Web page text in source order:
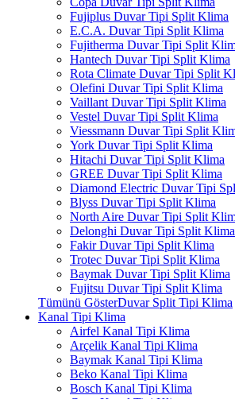
Fujiplus Duvar Tipi Split Klima
E.C.A. Duvar Tipi Split Klima
Fujitherma Duvar Tipi Split
Hantech Duvar Tipi Split Klima
Rota Climate Duvar Tipi Split
Olefini Duvar Tipi Split Klima
Vaillant Duvar Tipi Split Klima
Vestel Duvar Tipi Split Klima
Viessmann Duvar Tipi Split
York Duvar Tipi Split Klima
Hitachi Duvar Tipi Split Klima
GREE Duvar Tipi Split Klima
Diamond Electric Duvar Tipi
Blyss Duvar Tipi Split Klima
North Aire Duvar Tipi Split
Delonghi Duvar Tipi Split Klima
Fakir Duvar Tipi Split Klima
Trotec Duvar Tipi Split Klima
Baymak Duvar Tipi Split Klima
Fujitsu Duvar Tipi Split Klima
Tümünü GösterDuvar Split Tipi Klima
Kanal Tipi Klima
Airfel Kanal Tipi Klima
Arçelik Kanal Tipi Klima
Baymak Kanal Tipi Klima
Beko Kanal Tipi Klima
Bosch Kanal Tipi Klima